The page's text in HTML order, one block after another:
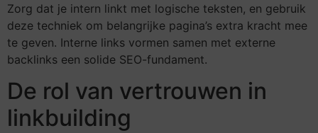
Zorg dat je intern linkt met logische teksten, en gebruik
deze techniek om belangrijke pagina’s extra kracht mee
te geven. Interne links vormen samen met externe
backlinks een solide SEO-fundament.
De rol van vertrouwen in
linkbuilding